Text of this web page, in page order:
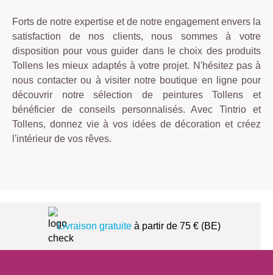
Forts de notre expertise et de notre engagement envers la
satisfaction de nos clients, nous sommes à votre
disposition pour vous guider dans le choix des produits
Tollens les mieux adaptés à votre projet. N'hésitez pas à
nous contacter ou à visiter notre boutique en ligne pour
découvrir notre sélection de peintures Tollens et
bénéficier de conseils personnalisés. Avec Tintrio et
Tollens, donnez vie à vos idées de décoration et créez
l'intérieur de vos rêves.
Livraison gratuiteà partir de 75 € (BE)